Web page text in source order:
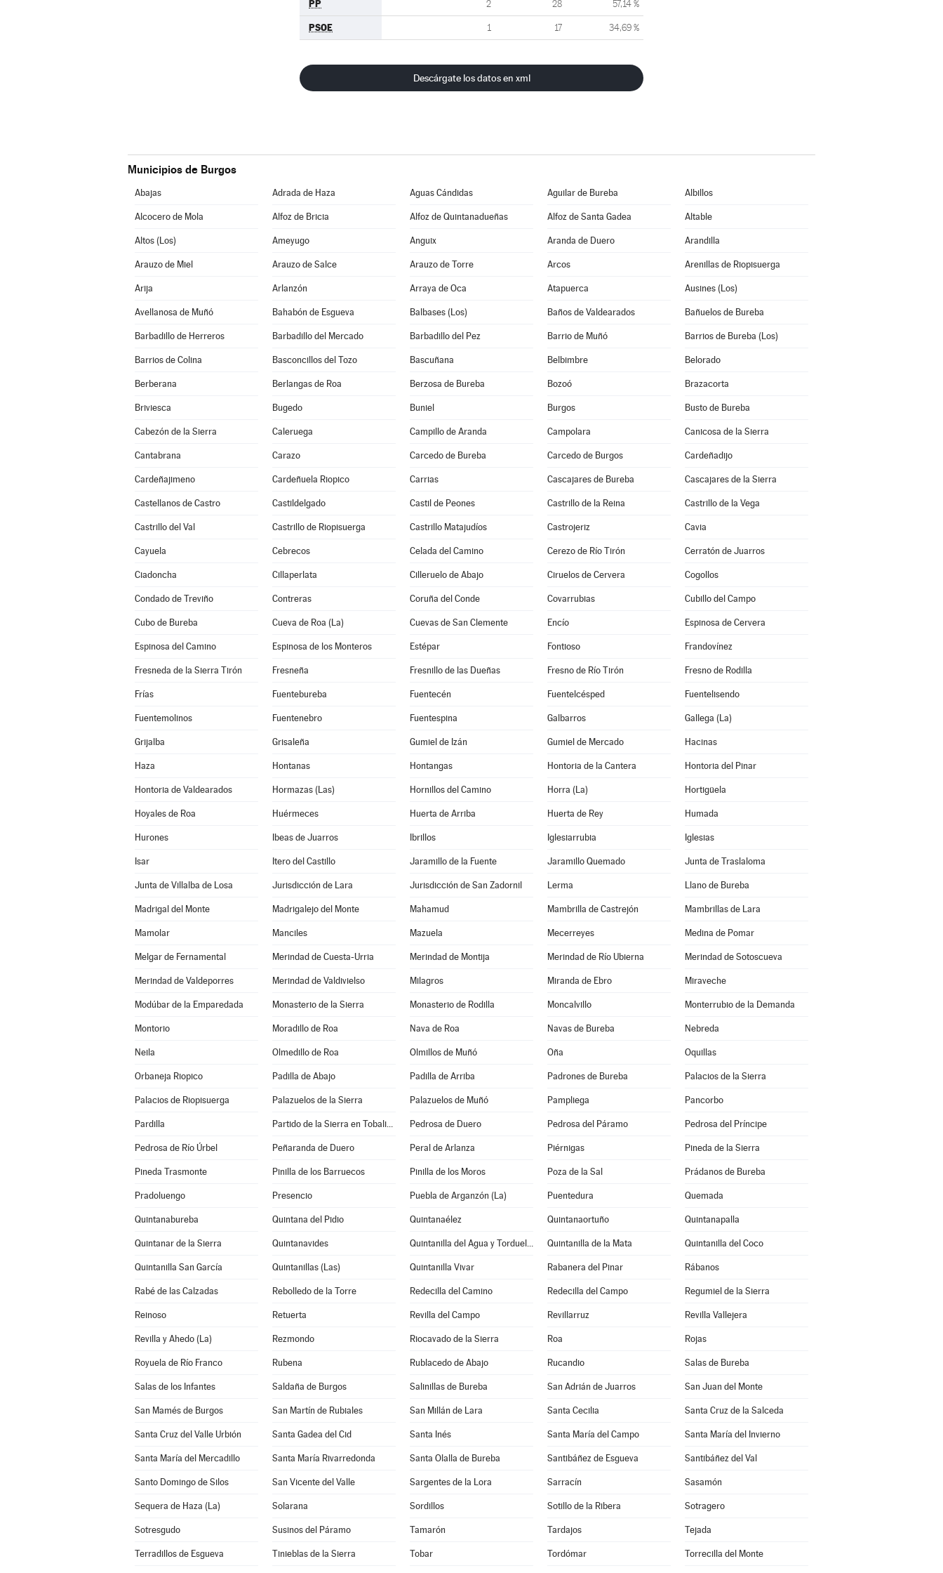
PP 2 28 57,14 %
PSOE 1 17 34,69 %
Descárgate los datos en xml
Municipios de Burgos
Abajas Adrada de Haza Aguas Cándidas Aguilar de Bureba Albillos
Alcocero de Mola Alfoz de Bricia Alfoz de Quintanadueñas Alfoz de Santa Gadea Altable
Altos (Los) Ameyugo Anguix Aranda de Duero Arandilla
Arauzo de Miel Arauzo de Salce Arauzo de Torre Arcos Arenillas de Riopisuerga
Arija Arlanzón Arraya de Oca Atapuerca Ausines (Los)
Avellanosa de Muñó Bahabón de Esgueva Balbases (Los) Baños de Valdearados Bañuelos de Bureba
Barbadillo de Herreros Barbadillo del Mercado Barbadillo del Pez Barrio de Muñó Barrios de Bureba (Los)
Barrios de Colina Basconcillos del Tozo Bascuñana Belbimbre Belorado
Berberana Berlangas de Roa Berzosa de Bureba Bozoó Brazacorta
Briviesca Bugedo Buniel Burgos Busto de Bureba
Cabezón de la Sierra Caleruega Campillo de Aranda Campolara Canicosa de la Sierra
Cantabrana Carazo Carcedo de Bureba Carcedo de Burgos Cardeñadijo
Cardeñajimeno Cardeñuela Riopico Carrias Cascajares de Bureba Cascajares de la Sierra
Castellanos de Castro Castildelgado Castil de Peones Castrillo de la Reina Castrillo de la Vega
Castrillo del Val Castrillo de Riopisuerga Castrillo Matajudíos Castrojeriz Cavia
Cayuela Cebrecos Celada del Camino Cerezo de Río Tirón Cerratón de Juarros
Ciadoncha Cillaperlata Cilleruelo de Abajo Ciruelos de Cervera Cogollos
Condado de Treviño Contreras Coruña del Conde Covarrubias Cubillo del Campo
Cubo de Bureba Cueva de Roa (La) Cuevas de San Clemente Encío Espinosa de Cervera
Espinosa del Camino Espinosa de los Monteros Estépar Fontioso Frandovínez
Fresneda de la Sierra Tirón Fresneña Fresnillo de las Dueñas Fresno de Río Tirón Fresno de Rodilla
Frías Fuentebureba Fuentecén Fuentelcésped Fuentelisendo
Fuentemolinos Fuentenebro Fuentespina Galbarros Gallega (La)
Grijalba Grisaleña Gumiel de Izán Gumiel de Mercado Hacinas
Haza Hontanas Hontangas Hontoria de la Cantera Hontoria del Pinar
Hontoria de Valdearados Hormazas (Las) Hornillos del Camino Horra (La) Hortigüela
Hoyales de Roa Huérmeces Huerta de Arriba Huerta de Rey Humada
Hurones Ibeas de Juarros Ibrillos Iglesiarrubia Iglesias
Isar Itero del Castillo Jaramillo de la Fuente Jaramillo Quemado Junta de Traslaloma
Junta de Villalba de Losa Jurisdicción de Lara Jurisdicción de San Zadornil Lerma Llano de Bureba
Madrigal del Monte Madrigalejo del Monte Mahamud Mambrilla de Castrejón Mambrillas de Lara
Mamolar Manciles Mazuela Mecerreyes Medina de Pomar
Melgar de Fernamental Merindad de Cuesta-Urria Merindad de Montija Merindad de Río Ubierna Merindad de Sotoscueva
Merindad de Valdeporres Merindad de Valdivielso Milagros Miranda de Ebro Miraveche
Modúbar de la Emparedada Monasterio de la Sierra Monasterio de Rodilla Moncalvillo Monterrubio de la Demanda
Montorio Moradillo de Roa Nava de Roa Navas de Bureba Nebreda
Neila Olmedillo de Roa Olmillos de Muñó Oña Oquillas
Orbaneja Riopico Padilla de Abajo Padilla de Arriba Padrones de Bureba Palacios de la Sierra
Palacios de Riopisuerga Palazuelos de la Sierra Palazuelos de Muñó Pampliega Pancorbo
Pardilla Partido de la Sierra en Tobalina Pedrosa de Duero Pedrosa del Páramo Pedrosa del Príncipe
Pedrosa de Río Úrbel Peñaranda de Duero Peral de Arlanza Piérnigas Pineda de la Sierra
Pineda Trasmonte Pinilla de los Barruecos Pinilla de los Moros Poza de la Sal Prádanos de Bureba
Pradoluengo Presencio Puebla de Arganzón (La) Puentedura Quemada
Quintanabureba Quintana del Pidio Quintanaélez Quintanaortuño Quintanapalla
Quintanar de la Sierra Quintanavides Quintanilla del Agua y Tordueles Quintanilla de la Mata Quintanilla del Coco
Quintanilla San García Quintanillas (Las) Quintanilla Vivar Rabanera del Pinar Rábanos
Rabé de las Calzadas Rebolledo de la Torre Redecilla del Camino Redecilla del Campo Regumiel de la Sierra
Reinoso Retuerta Revilla del Campo Revillarruz Revilla Vallejera
Revilla y Ahedo (La) Rezmondo Riocavado de la Sierra Roa Rojas
Royuela de Río Franco Rubena Rublacedo de Abajo Rucandio Salas de Bureba
Salas de los Infantes Saldaña de Burgos Salinillas de Bureba San Adrián de Juarros San Juan del Monte
San Mamés de Burgos San Martín de Rubiales San Millán de Lara Santa Cecilia Santa Cruz de la Salceda
Santa Cruz del Valle Urbión Santa Gadea del Cid Santa Inés Santa María del Campo Santa María del Invierno
Santa María del Mercadillo Santa María Rivarredonda Santa Olalla de Bureba Santibáñez de Esgueva Santibáñez del Val
Santo Domingo de Silos San Vicente del Valle Sargentes de la Lora Sarracín Sasamón
Sequera de Haza (La) Solarana Sordillos Sotillo de la Ribera Sotragero
Sotresgudo Susinos del Páramo Tamarón Tardajos Tejada
Terradillos de Esgueva Tinieblas de la Sierra Tobar Tordómar Torrecilla del Monte